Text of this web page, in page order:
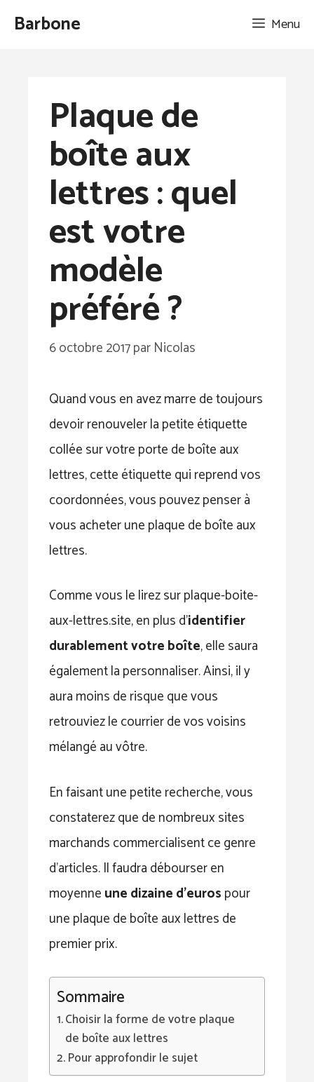
AllerBarbone Menu
Plaque de
boîte aux
lettres : quel
est votre
modèle
préféré ?
6 octobre 2017parNicolas
Quand vous en avez marre de toujours
devoir renouveler la petite étiquette
collée sur votre porte de boîte aux
lettres, cette étiquette qui reprend vos
coordonnées, vous pouvez penser à
vous acheter une plaque de boîte aux
lettres.
Comme vous le lirez sur plaque-boite-
aux-lettres.site, en plus d’identifier
durablement votre boîte, elle saura
également la personnaliser. Ainsi, il y
aura moins de risque que vous
retrouviez le courrier de vos voisins
mélangé au vôtre.
En faisant une petite recherche, vous
constaterez que de nombreux sites
marchands commercialisent ce genre
d’articles. Il faudra débourser en
moyenneune dizaine d’eurospour
une plaque de boîte aux lettres de
premier prix.
Sommaire
Choisir la forme de votre plaque
de boîte aux lettres
Pour approfondir le sujet